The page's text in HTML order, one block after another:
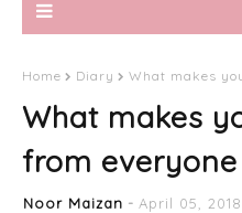
Home Diary What makes
What makes
from everyone
Noor Maizan April 05, 2018